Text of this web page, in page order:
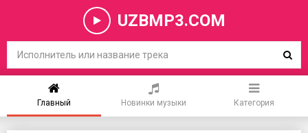
UZBMP3.COM
Главный Новинки музыки Категория